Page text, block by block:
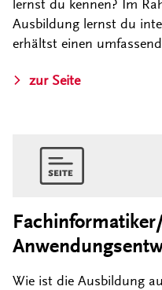
lernst du kennen? Im
Ausbildung lernst du
erhältst einen
zur Seite
Wie ist die Ausbildung